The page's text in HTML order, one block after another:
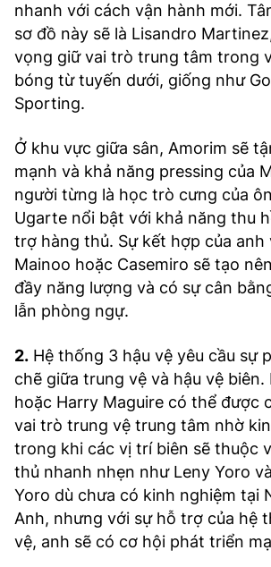
nhanh với cách vận hành mới.
sơ đồ này sẽ là Lisandro
vọng giữ vai trò trung tâm trong
bóng từ tuyến dưới, giống như
Sporting.
Ở khu vực giữa sân, Amorim sẽ
mạnh và khả năng pressing của
người từng là học trò cưng của
Ugarte nổi bật với khả năng thu
trợ hàng thủ. Sự kết hợp của anh
Mainoo hoặc Casemiro sẽ tạo
đầy năng lượng và có sự cân
lẫn phòng ngự.
2. Hệ thống 3 hậu vệ yêu cầu sự
chẽ giữa trung vệ và hậu vệ
hoặc Harry Maguire có thể được
vai trò trung vệ trung tâm nhờ
trong khi các vị trí biên sẽ thuộc
thủ nhanh nhẹn như Leny Yoro
Yoro dù chưa có kinh nghiệm tại
Anh, nhưng với sự hỗ trợ của hệ
vệ, anh sẽ có cơ hội phát triển